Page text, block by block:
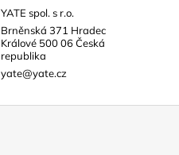
YATE spol. s r.o.
Brněnská 371 Hradec
Králové 500 06 Česká
republika
yate@yate.cz